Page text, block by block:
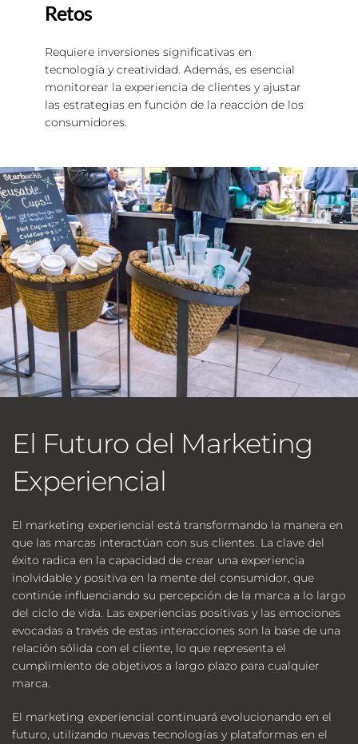
Retos
Requiere inversiones significativas en
tecnología y creatividad. Además, es esencial
monitorear la experiencia de clientes y ajustar
las estrategias en función de la reacción de los
consumidores.
El Futuro del Marketing
Experiencial
El marketing experiencial está transformando la manera en
que las marcas interactúan con sus clientes. La clave del
éxito radica en la capacidad de crear una experiencia
inolvidable y positiva en la mente del consumidor, que
continúe influenciando su percepción de la marca a lo largo
del ciclo de vida. Las experiencias positivas y las emociones
evocadas a través de estas interacciones son la base de una
relación sólida con el cliente, lo que representa el
cumplimiento de objetivos a largo plazo para cualquier
marca.
El marketing experiencial continuará evolucionando en el
futuro, utilizando nuevas tecnologías y plataformas en el